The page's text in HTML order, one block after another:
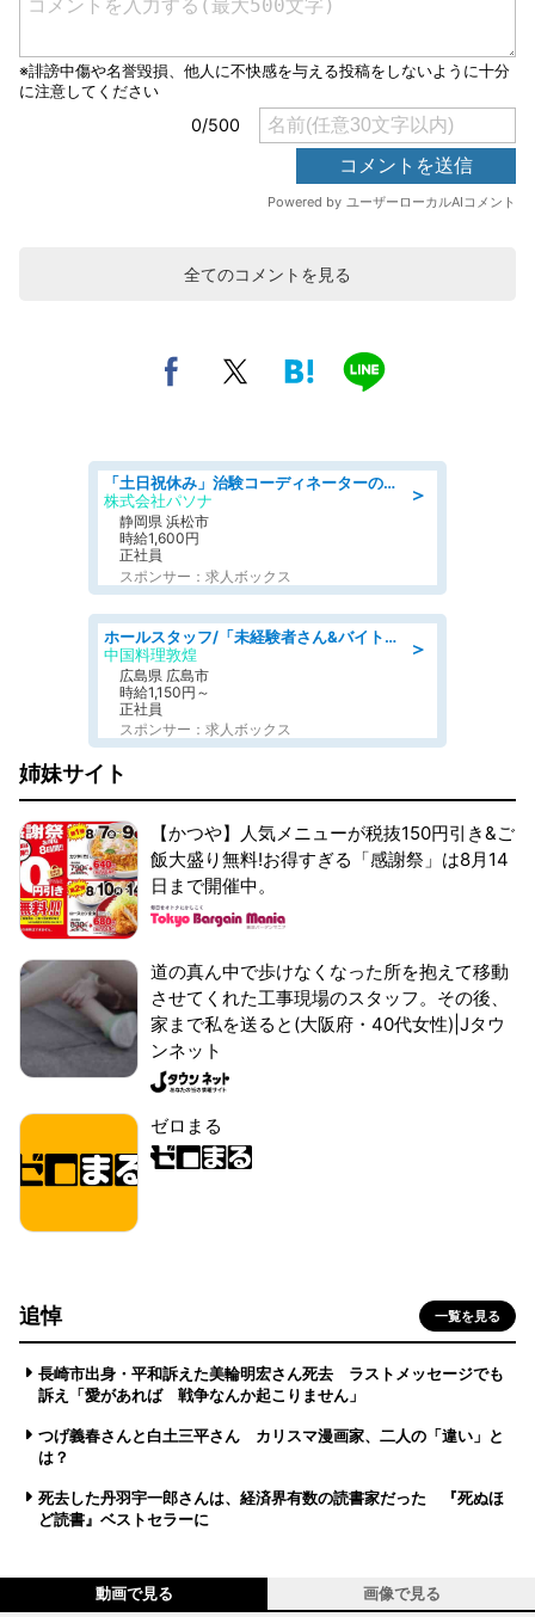
全てのコメントを見る
＞
「土日祝休み」治験コーディネーターのお仕事/未経験OK
株式会社パソナ
静岡県 浜松市
時給1,600円
正社員
スポンサー：求人ボックス
＞
ホールスタッフ/「未経験者さん&バイトデビューも大歓迎」残業ほぼなし×1日3時間〜勤務OK!フォロー体制も充実/広島県/広島市南区
中国料理敦煌
広島県 広島市
時給1,150円～
正社員
スポンサー：求人ボックス
姉妹サイト
【かつや】人気メニューが税抜150円引き&ご
飯大盛り無料!お得すぎる「感謝祭」は8月14
日まで開催中。
道の真ん中で歩けなくなった所を抱えて移動
させてくれた工事現場のスタッフ。その後、
家まで私を送ると(大阪府・40代女性)|Jタウ
ンネット
ゼロまる
追悼 一覧を見る
長崎市出身・平和訴えた美輪明宏さん死去 ラストメッセージでも
訴え「愛があれば 戦争なんか起こりません」
つげ義春さんと白土三平さん カリスマ漫画家、二人の「違い」と
は？
死去した丹羽宇一郎さんは、経済界有数の読書家だった 『死ぬほ
ど読書』ベストセラーに
動画で見る 画像で見る